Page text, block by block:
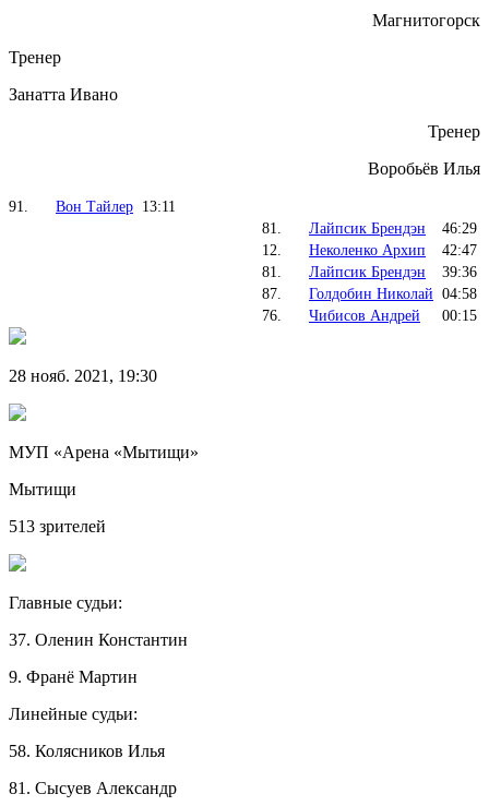
Магнитогорск
Тренер
Занатта Иванo
Тренер
Воробьёв Илья
91. Вон Тайлер 13:11
81.
Лайпсик Брендэн
46:29
12.
Неколенко Архип
42:47
81.
Лайпсик Брендэн
39:36
87.
Голдобин Николай 04:58
76.
Чибисов Андрей 00:15
28 нояб. 2021, 19:30
МУП «Арена «Мытищи»
Мытищи
513 зрителей
Главные судьи:
37. Оленин Константин
9. Франё Мартин
Линейные судьи:
58. Колясников Илья
81. Сысуев Александр